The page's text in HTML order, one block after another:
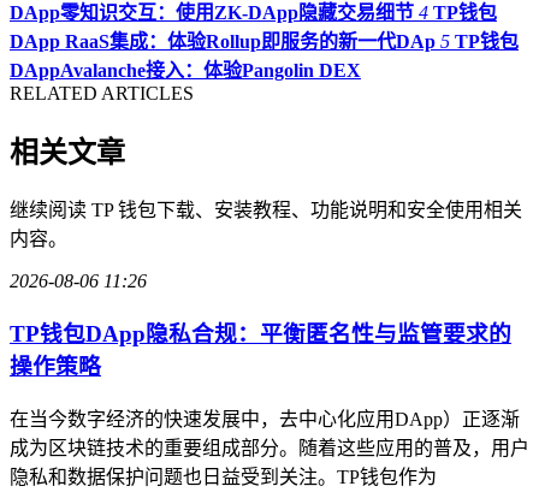
DApp零知识交互：使用ZK-DApp隐藏交易细节 4 TP钱包
DApp RaaS集成：体验Rollup即服务的新一代DAp 5 TP钱包
DAppAvalanche接入：体验Pangolin DEX
RELATED ARTICLES
相关文章
继续阅读 TP 钱包下载、安装教程、功能说明和安全使用相关
内容。
2026-08-06 11:26
TP钱包DApp隐私合规：平衡匿名性与监管要求的
操作策略
在当今数字经济的快速发展中，去中心化应用DApp）正逐渐
成为区块链技术的重要组成部分。随着这些应用的普及，用户
隐私和数据保护问题也日益受到关注。TP钱包作为